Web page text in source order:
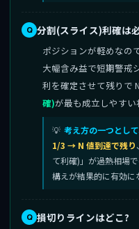
分割(スライス)利確は
ポジションが軽めなの
大幅含み益で短期警戒
利を確定させて残りで
確)が最も成立しやすい
考え方の一つとして
1/3 → N 値到達で残り
て利確)」が過熱相場
構えが結果的に有効に
損切りラインはどこ?